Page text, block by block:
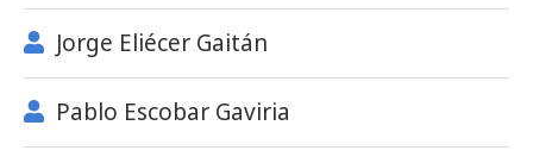
Jorge Eliécer Gaitán
Pablo Escobar Gaviria